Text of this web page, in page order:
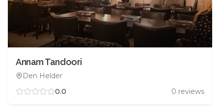
Annam Tandoori
Den Helder
0.0
0 reviews